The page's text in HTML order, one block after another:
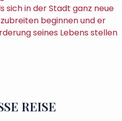
sich in der Stadt ganz neue
beginnen und er
seines Lebens stellen
REISE